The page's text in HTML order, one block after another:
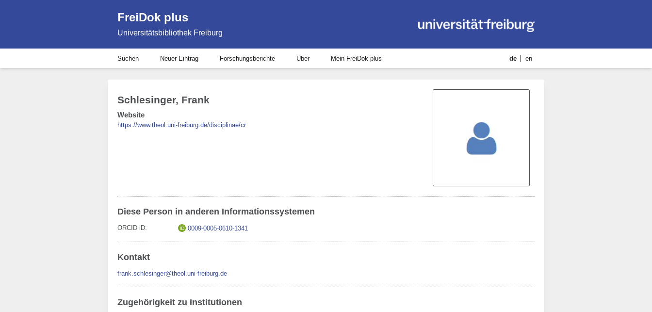
FreiDok plus
Universitätsbibliothek Freiburg
Suchen Neuer Eintrag Forschungsberichte Über Mein FreiDok plus de en
Schlesinger, Frank
Website
https://www.theol.uni-freiburg.de/disciplinae/cr
Diese Person in anderen Informationssystemen
ORCID iD 0009-0005-0610-1341
Kontakt
frank.schlesinger@theol.uni-freiburg.de
Zugehörigkeit zu Institutionen